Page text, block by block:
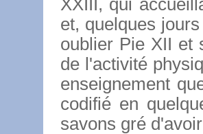
XXIII, qui
et, quelques
oublier Pie XII et
de l'activité
enseignement
codifié en
savons gré